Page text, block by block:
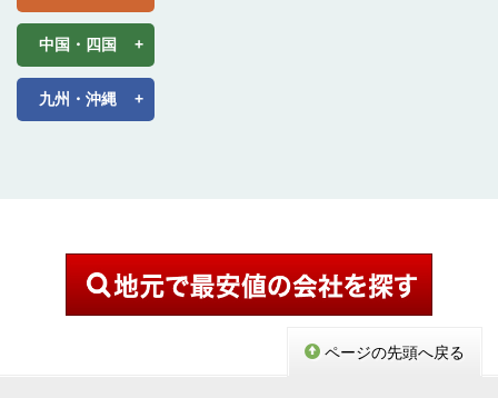
中国・四国
九州・沖縄
ページの先頭へ戻る